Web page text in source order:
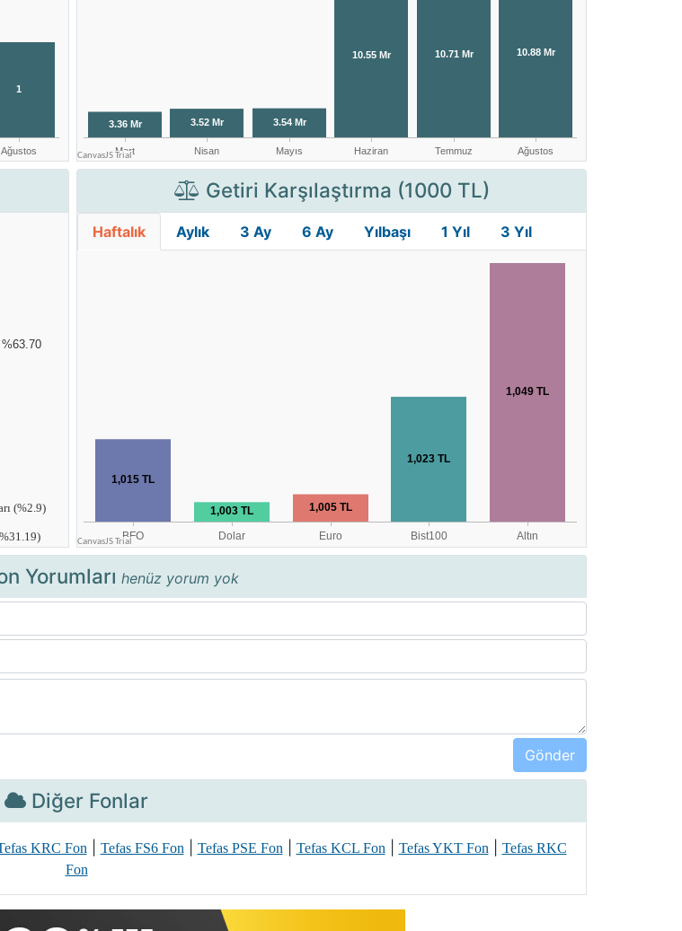
Getiri Karşılaştırma (1000 TL)
Haftalık Aylık 3 Ay 6 Ay Yılbaşı 1 Yıl 3 Yıl
Yorumları henüz yorum yok
Diğer Fonlar
KRC Fon| Tefas FS6 Fon| Tefas PSE Fon| Tefas KCL Fon| Tefas YKT Fon|
Tefas RKC
Fon